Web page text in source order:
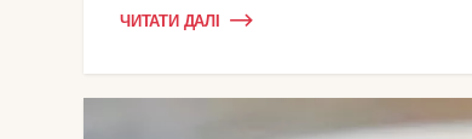
ЧИТАТИ ДАЛІ